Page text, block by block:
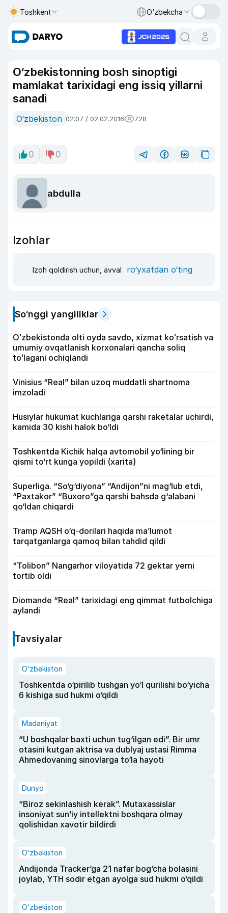
Toshkent O‘zbekcha
O‘zbekistonning bosh sinoptigi
mamlakat tarixidagi eng issiq yillarni
sanadi
O‘zbekiston 02:07 / 02.02.2016 728
0 0
abdulla
Izohlar
Izoh qoldirish uchun, avval ro‘yxatdan o‘ting
So‘nggi yangiliklar
Oʻzbekistonda olti oyda savdo, xizmat koʻrsatish va
umumiy ovqatlanish korxonalari qancha soliq
toʻlagani ochiqlandi
Vinisius “Real” bilan uzoq muddatli shartnoma
imzoladi
Husiylar hukumat kuchlariga qarshi raketalar uchirdi,
kamida 30 kishi halok bo‘ldi
Toshkentda Kichik halqa avtomobil yo‘lining bir
qismi to‘rt kunga yopildi (xarita)
Superliga. “So‘g‘diyona” “Andijon”ni mag‘lub etdi,
“Paxtakor” “Buxoro”ga qarshi bahsda g‘alabani
qo‘ldan chiqardi
Tramp AQSH o‘q-dorilari haqida ma’lumot
tarqatganlarga qamoq bilan tahdid qildi
“Tolibon” Nangarhor viloyatida 72 gektar yerni
tortib oldi
Diomande “Real” tarixidagi eng qimmat futbolchiga
aylandi
Tavsiyalar
O‘zbekiston
Toshkentda o‘pirilib tushgan yo‘l qurilishi bo‘yicha
6 kishiga sud hukmi o‘qildi
Madaniyat
“U boshqalar baxti uchun tug‘ilgan edi”. Bir umr
otasini kutgan aktrisa va dublyaj ustasi Rimma
Ahmedovaning sinovlarga to‘la hayoti
Dunyo
“Biroz sekinlashish kerak”. Mutaxassislar
insoniyat sun’iy intellektni boshqara olmay
qolishidan xavotir bildirdi
O‘zbekiston
Andijonda Tracker’ga 21 nafar bog‘cha bolasini
joylab, YTH sodir etgan ayolga sud hukmi o‘qildi
O‘zbekiston